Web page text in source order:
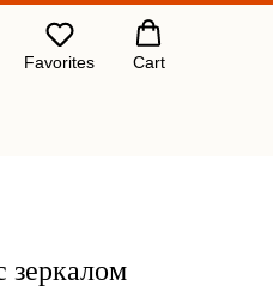
Favorites Cart
зеркалом